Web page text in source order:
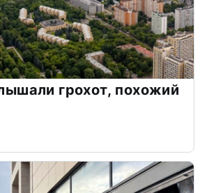
грохот, похожий